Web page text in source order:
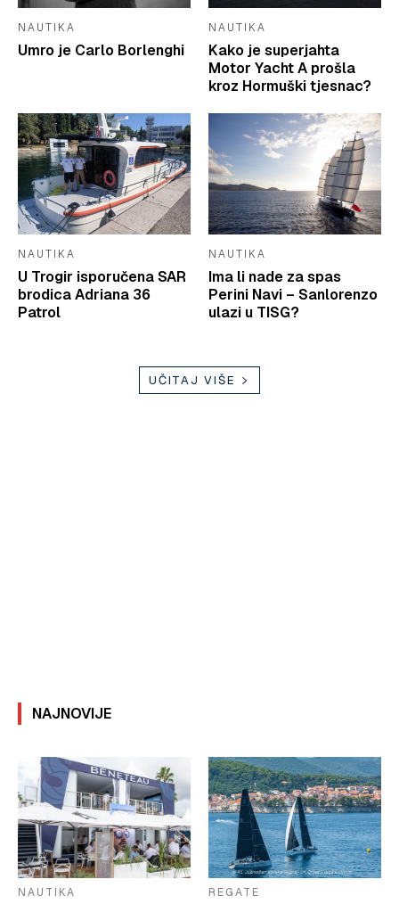
NAUTIKA
Umro je Carlo Borlenghi
NAUTIKA
Kako je superjahta
Motor Yacht A prošla
kroz Hormuški tjesnac?
NAUTIKA
U Trogir isporučena SAR
brodica Adriana 36
Patrol
NAUTIKA
Ima li nade za spas
Perini Navi – Sanlorenzo
ulazi u TISG?
UČITAJ VIŠE
NAJNOVIJE
NAUTIKA REGATE